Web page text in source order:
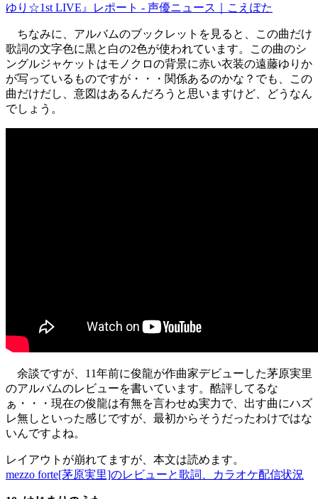
ゆり☆1st LIVE』レポート - 声優ニュース｜こえぽた
ちなみに、アルバムのブックレットを見ると、この曲だけ
歌詞の文字色に黒と白の2色が使われています。この曲のシ
ングルジャケットはモノクロの背景に赤い衣装の遠藤ゆりか
が写っているものですが・・・関係あるのかな？でも、この
曲だけだし、意図はあるんだろうと思いますけど、どうなん
でしょう。
余談ですが、11年前に俊龍が作曲家デビューした茅原実里
のアルバムのレビューを書いています。酷評してるな
ぁ・・・現在の俊龍は有無を言わせぬ実力で、出す曲にハズ
レ無しといった感じですが、最初からそうだったわけではな
いんですよね。
レイアウトが崩れてますが、本文は読めます。
mezzo forte[茅原実里]のレビューと歌詞、カラオケ配信状況